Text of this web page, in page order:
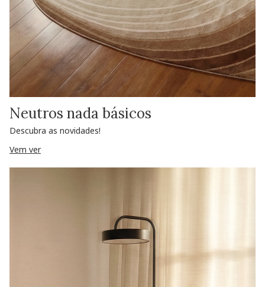
Neutros nada básicos
Descubra as novidades!
Vem ver